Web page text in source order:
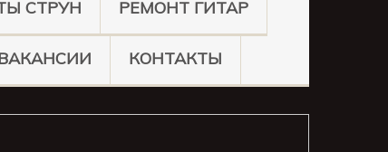
СТРУН РЕМОНТ ГИТАР
КОНТАКТЫ